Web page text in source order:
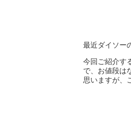
最近ダイソー
今回ご紹介す
で、お値段は
思いますが、